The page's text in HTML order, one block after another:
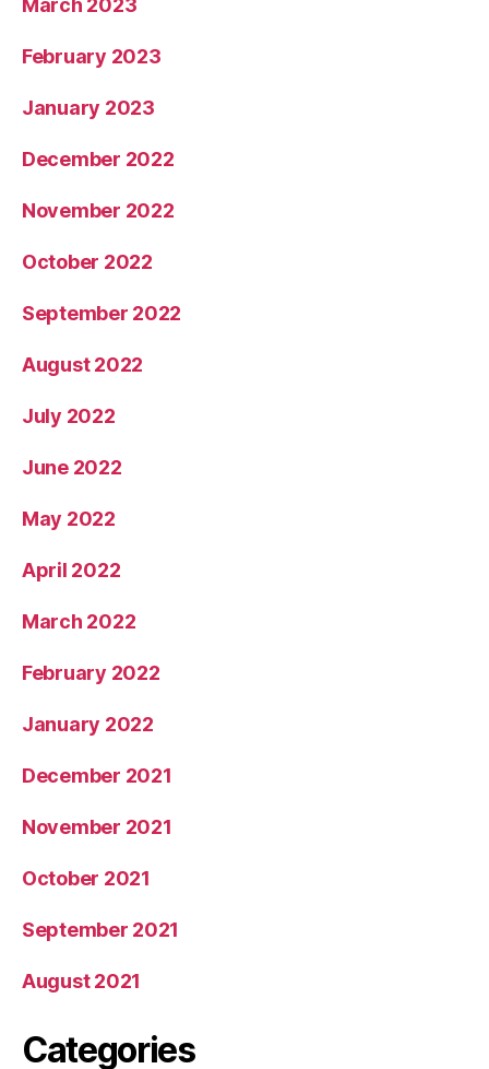
March 2023
February 2023
January 2023
December 2022
November 2022
October 2022
September 2022
August 2022
July 2022
June 2022
May 2022
April 2022
March 2022
February 2022
January 2022
December 2021
November 2021
October 2021
September 2021
August 2021
Categories